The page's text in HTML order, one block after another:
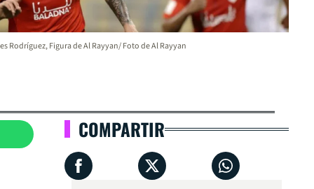
Rodríguez, Figura de Al Rayyan/ Foto de Al Rayyan
COMPARTIR